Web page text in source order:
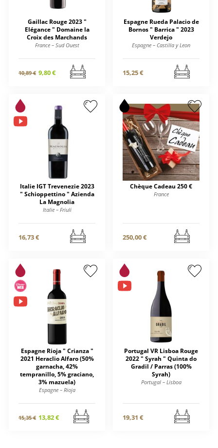
Gaillac Rouge 2023 "
Elégance " Domaine la
Croix des Marchands
France – Sud Ouest
10,89 € 9,80 €
Espagne Rueda Palacio de
Bornos " Barrica " 2023
Verdejo
Espagne – Castilla y Leon
15,25 €
Italie IGT Trevenezie 2023
" Schioppettino " Azienda
La Magnolia
Italie – Friuli
16,73 €
Chèque Cadeau 250 €
France
250,00 €
Espagne Rioja " Crianza "
2021 Heraclio Alfaro (50%
garnacha, 42%
tempranillo, 5% graciano,
3% mazuela)
Espagne – Rioja
15,35 € 13,82 €
Portugal VR Lisboa Rouge
2022 " Syrah " Quinta do
Gradil / Parras (100%
Syrah)
Portugal – Lisboa
19,31 €